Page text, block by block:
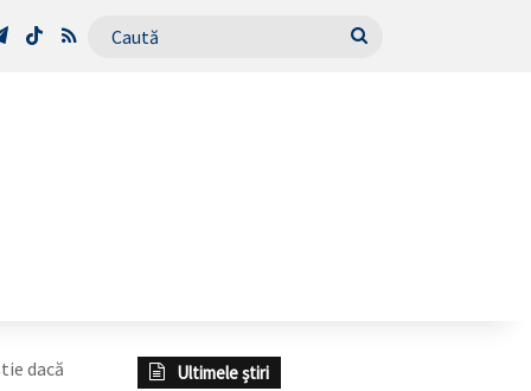
Telegram
TikTokRSS Caută
dacă
Ultimele știri